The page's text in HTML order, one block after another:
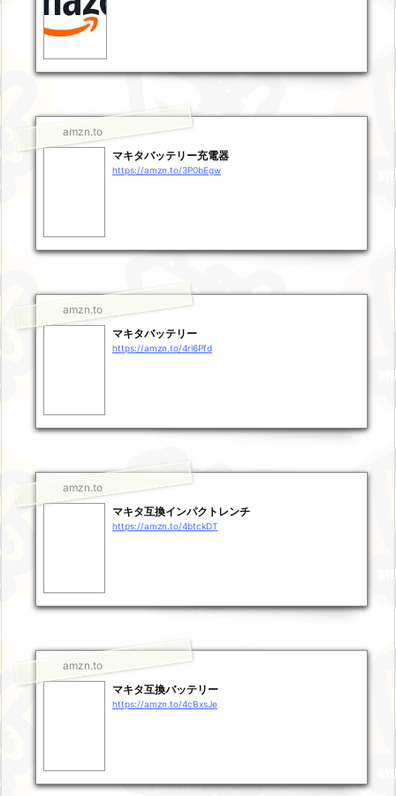
amzn.to
マキタバッテリー充電器
https://amzn.to/3P0bEgw
amzn.to
マキタバッテリー
https://amzn.to/4rl6Pfd
amzn.to
マキタ互換インパクトレンチ
https://amzn.to/4btckDT
amzn.to
マキタ互換バッテリー
https://amzn.to/4cBxsJe